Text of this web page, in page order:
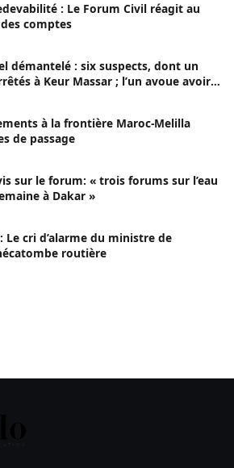
: Le Forum Civil réagit au
comptes
démantelé : six suspects, dont un
à Keur Massar ; l’un avoue avoir
2018
à la frontière Maroc-Melilla
de passage
sur le forum: « trois forums sur l’eau
à Dakar »
Le cri d’alarme du ministre de
routière